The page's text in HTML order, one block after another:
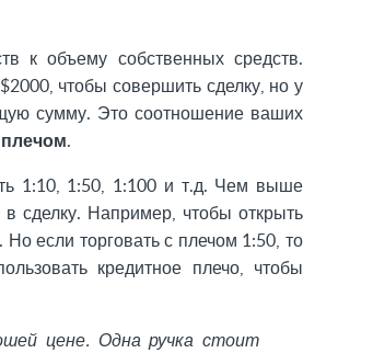
к объему собственных средств.
чтобы совершить сделку, но у
сумму. Это соотношение ваших
.
1:10, 1:50, 1:100 и т.д. Чем выше
сделку. Например, чтобы открыть
если торговать с плечом 1:50, то
кредитное плечо, чтобы
цене. Одна ручка стоит